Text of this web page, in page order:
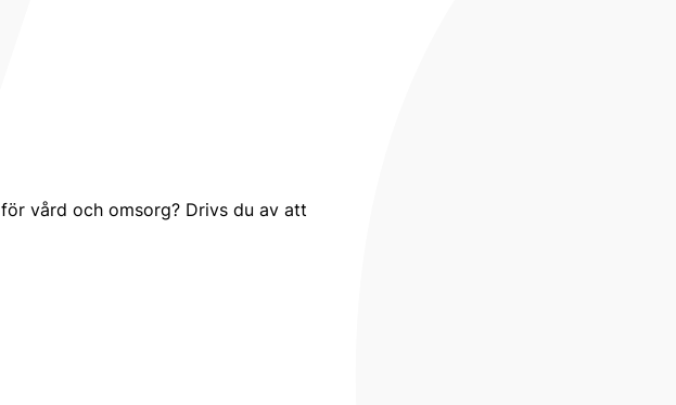
vård och omsorg? Drivs du av att